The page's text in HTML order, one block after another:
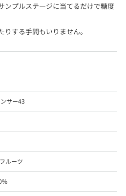
ンプルステージに当てるだけで糖度
する手間もいりません。
サー43
ルーツ